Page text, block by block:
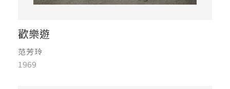
歡樂遊
范芳玲
1969